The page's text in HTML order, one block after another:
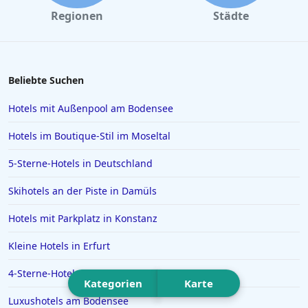
empfehlenswerte Wahl für verschiedene Reisende, die Porto
besuchen, auch wenn es kleinere Bereiche für Verbesserungen
Hotels in Ulm
Hotels in Füssen
Hotels in Istanbul
Hotels in Willingen
Hotels auf Santorin
Hotels in Ludwigsburg
Hotels auf ZypernKategorien Karte
Regionen Städte
Beliebte Suchen
Hotels mit Außenpool am Bodensee
Hotels im Boutique-Stil im Moseltal
5-Sterne-Hotels in Deutschland
Skihotels an der Piste in Damüls
Hotels mit Parkplatz in Konstanz
Kleine Hotels in Erfurt
4-Sterne-Hotels in Norddorf auf Amrum
Luxushotels am Bodensee